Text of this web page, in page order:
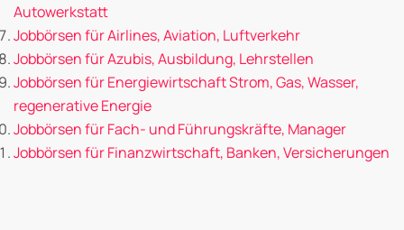
Autowerkstatt
Jobbörsen für Airlines, Aviation, Luftverkehr
Jobbörsen für Azubis, Ausbildung, Lehrstellen
Jobbörsen für Energiewirtschaft Strom, Gas, Wasser,
regenerative Energie
Jobbörsen für Fach- und Führungskräfte, Manager
Jobbörsen für Finanzwirtschaft, Banken, Versicherungen